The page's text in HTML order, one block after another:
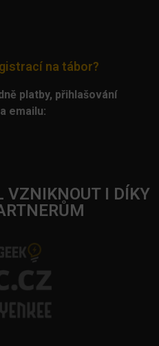
na tábor?
platby, přihlašování
emailu:
VZNIKNOUT I DÍKY